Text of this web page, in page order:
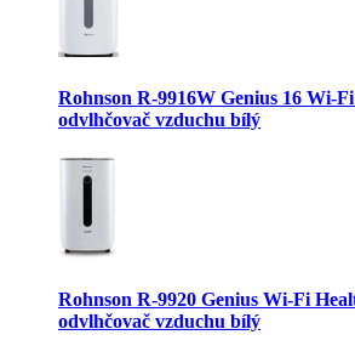
Rohnson R-9916W Genius 16 Wi-
odvlhčovač vzduchu bílý
Rohnson R-9920 Genius Wi-Fi
odvlhčovač vzduchu bílý